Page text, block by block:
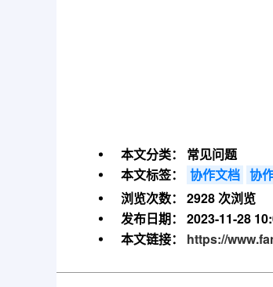
本文分类：
常见问题
本文标签：
协作文档 协
浏览次数：
2928 次浏览
发布日期：
2023-11-28
本文链接：
https://